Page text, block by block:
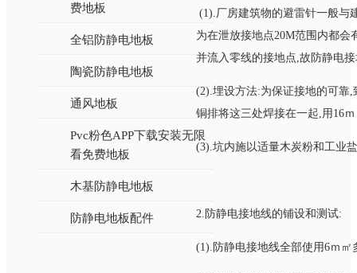
费地板
全铝防静电地板
陶瓷防静电地板
通风地板
Pvc粉色APP下载安装无限
看免费地板
木基防静电地板
防静电地板配件
(1).厂房建筑物的避雷针一般与
为在泄放接地点20M范围内都
并流入零线的接地点,故防静电
(2).埋设方法:为保证接地的可靠
铜排将这三处焊接在一起,用16
(3).坑内施以适量木炭粉和工业
2.防静电接地线的铺设和测试:
(1).防静电接地线全部使用6ｍ